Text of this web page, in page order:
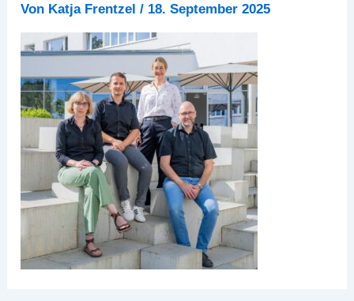
Von Katja Frentzel/ 18. September 2025